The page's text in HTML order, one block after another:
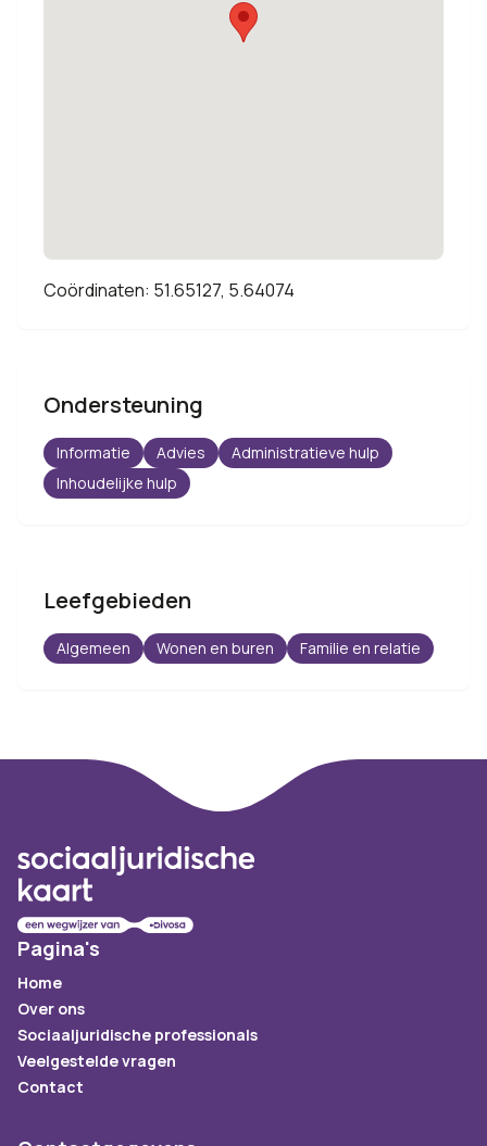
Coördinaten: 51.65127, 5.64074
Ondersteuning
Informatie Advies
Administratieve hulp
Inhoudelijke hulp
Leefgebieden
Algemeen Wonen en buren Familie en relatie
Pagina's
Home
Over ons
Sociaaljuridische professionals
Veelgestelde vragen
Contact